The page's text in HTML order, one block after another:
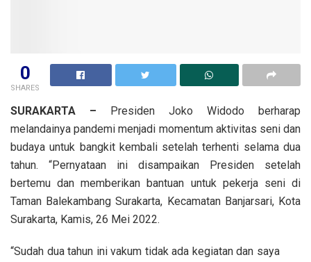
0
SHARES
SURAKARTA – Presiden Joko Widodo berharap
melandainya pandemi menjadi momentum aktivitas seni dan
budaya untuk bangkit kembali setelah terhenti selama dua
tahun. “Pernyataan ini disampaikan Presiden setelah
bertemu dan memberikan bantuan untuk pekerja seni di
Taman Balekambang Surakarta, Kecamatan Banjarsari, Kota
Surakarta, Kamis, 26 Mei 2022.
“Sudah dua tahun ini vakum tidak ada kegiatan dan saya